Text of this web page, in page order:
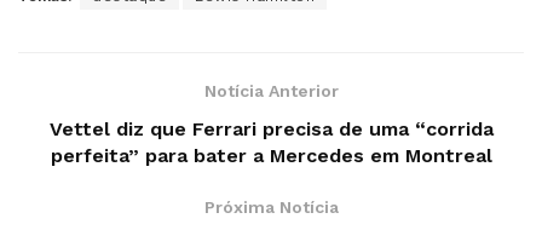
Notícia Anterior
Vettel diz que Ferrari precisa de uma “corrida
perfeita” para bater a Mercedes em Montreal
Próxima Notícia